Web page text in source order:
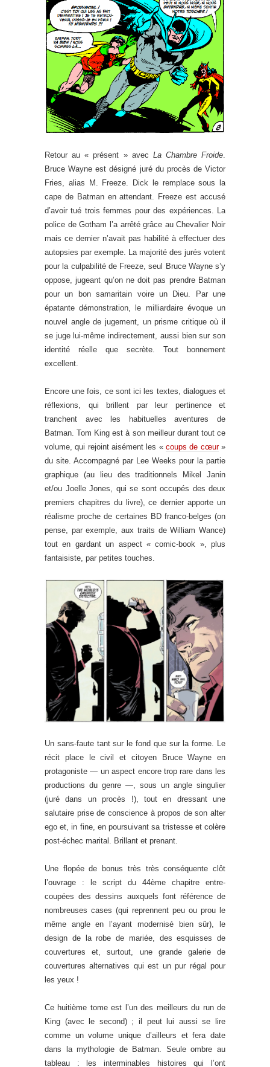
Retour au « présent » avec La Chambre Froide
Bruce Wayne est désigné juré du procès de Victor
Fries, alias M. Freeze. Dick le remplace sous la
cape de Batman en attendant. Freeze est accusé
d’avoir tué trois femmes pour des expériences. La
police de Gotham l’a arrêté grâce au Chevalier Noir
mais ce dernier n’avait pas habilité à effectuer des
autopsies par exemple. La majorité des jurés votent
pour la culpabilité de Freeze, seul Bruce Wayne s’y
oppose, jugeant qu’on ne doit pas prendre Batman
pour un bon samaritain voire un Dieu. Par une
épatante démonstration, le milliardaire évoque un
nouvel angle de jugement, un prisme critique où il
se juge lui-même indirectement, aussi bien sur son
identité réelle que secrète. Tout bonnement
excellent.
Encore une fois, ce sont ici les textes, dialogues et
réflexions, qui brillent par leur pertinence et
tranchent avec les habituelles aventures de
Batman. Tom King est à son meilleur durant tout ce
volume, qui rejoint aisément les « coups de cœur»
du site. Accompagné par Lee Weeks pour la partie
graphique (au lieu des traditionnels Mikel Janin
et/ou Joelle Jones, qui se sont occupés des deux
premiers chapitres du livre), ce dernier apporte un
réalisme proche de certaines BD franco-belges (on
pense, par exemple, aux traits de William Wance)
tout en gardant un aspect « comic-book », plus
fantaisiste, par petites touches.
Un sans-faute tant sur le fond que sur la forme. Le
récit place le civil et citoyen Bruce Wayne en
protagoniste — un aspect encore trop rare dans les
productions du genre —, sous un angle singulier
(juré dans un procès !), tout en dressant une
salutaire prise de conscience à propos de son alter
ego et, in fine, en poursuivant sa tristesse et colère
post-échec marital. Brillant et prenant.
Une flopée de bonus très très conséquente clôt
l’ouvrage : le script du 44ème chapitre entre-
coupées des dessins auxquels font référence de
nombreuses cases (qui reprennent peu ou prou le
même angle en l’ayant modernisé bien sûr), le
design de la robe de mariée, des esquisses de
couvertures et, surtout, une grande galerie de
couvertures alternatives qui est un pur régal pour
les yeux !
Ce huitième tome est l’un des meilleurs du run de
King (avec le second) ; il peut lui aussi se lire
comme un volume unique d’ailleurs et fera date
dans la mythologie de Batman. Seule ombre au
tableau : les interminables histoires qui l’ont